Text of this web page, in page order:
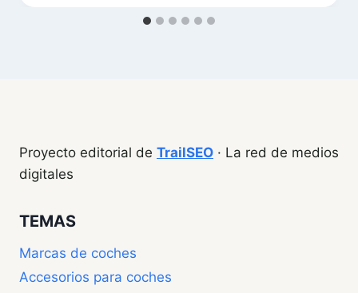
Proyecto editorial de TrailSEO · La red de medios
digitales
TEMAS
Marcas de coches
Accesorios para coches